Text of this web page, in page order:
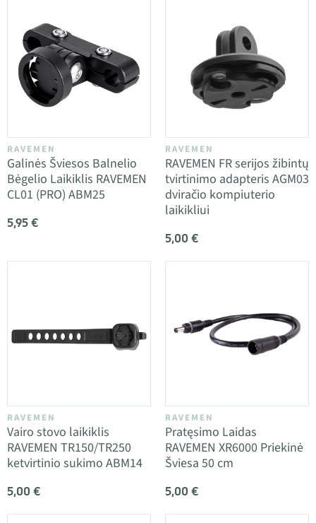
RAVEMEN
Galinės Šviesos Balnelio
Bėgelio Laikiklis RAVEMEN
CL01 (PRO) ABM25
5,95 €
RAVEMEN
RAVEMEN FR serijos žibintų
tvirtinimo adapteris AGM03
dviračio kompiuterio
laikikliui
5,00 €
RAVEMEN
Vairo stovo laikiklis
RAVEMEN TR150/TR250
ketvirtinio sukimo ABM14
5,00 €
RAVEMEN
Pratęsimo Laidas
RAVEMEN XR6000 Priekinė
Šviesa 50 cm
5,00 €